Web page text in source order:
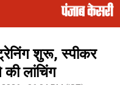
ट्रेनिंग शुरू, स्पीकर
की लांचिंग